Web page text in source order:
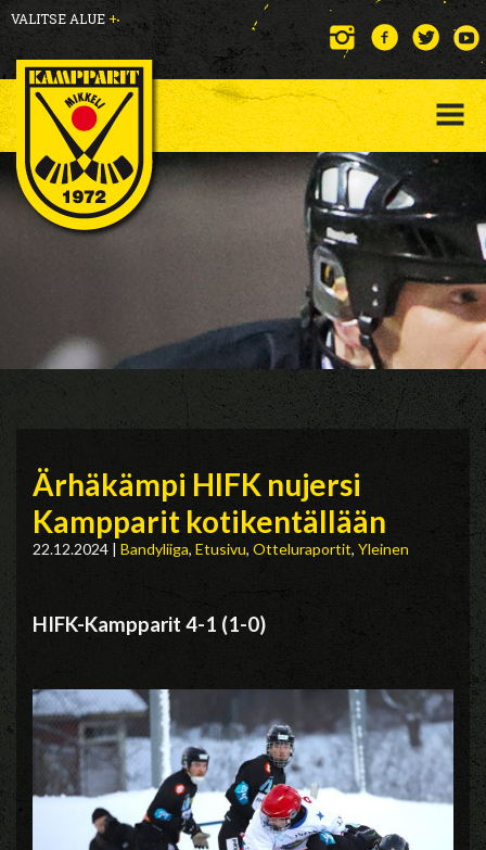
VALITSE ALUE +
Ärhäkämpi HIFK nujersi
Kampparit kotikentällään
22.12.2024 | Bandyliiga, Etusivu, Otteluraportit, Yleinen
HIFK-Kampparit 4-1 (1-0)